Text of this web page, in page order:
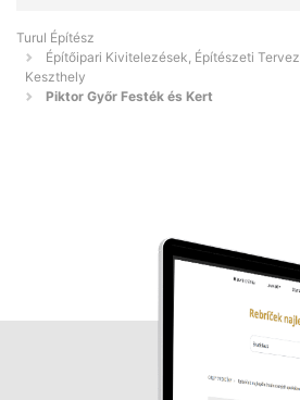
Turul Építész
Építőipari Kivitelezések, Építészeti
Keszthely
Piktor Győr Festék és Kert